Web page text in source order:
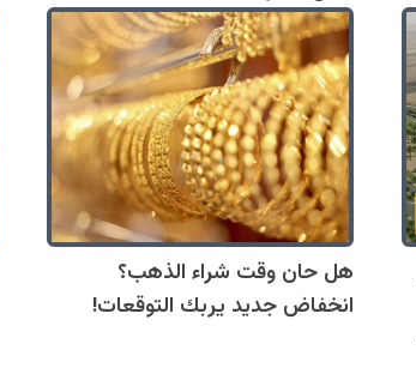
هل حان وقت شراء الذهب؟
انخفاض جديد يربك التوقعات!